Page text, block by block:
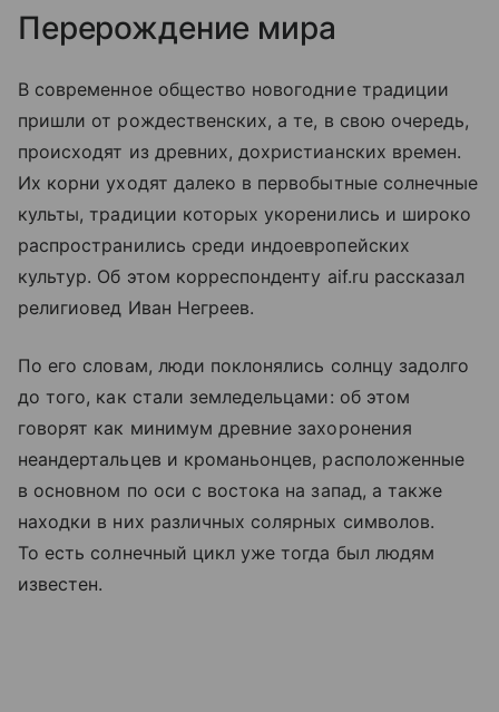
Перерождение мира
В современное общество новогодние традиции
пришли от рождественских, а те, в свою очередь,
происходят из древних, дохристианских времен.
Их корни уходят далеко в первобытные солнечные
культы, традиции которых укоренились и широко
распространились среди индоевропейских
культур. Об этом корреспонденту aif.ru рассказал
религиовед Иван Негреев.
По его словам, люди поклонялись солнцу задолго
до того, как стали земледельцами: об этом
говорят как минимум древние захоронения
неандертальцев и кроманьонцев, расположенные
в основном по оси с востока на запад, а также
находки в них различных солярных символов.
То есть солнечный цикл уже тогда был людям
известен.